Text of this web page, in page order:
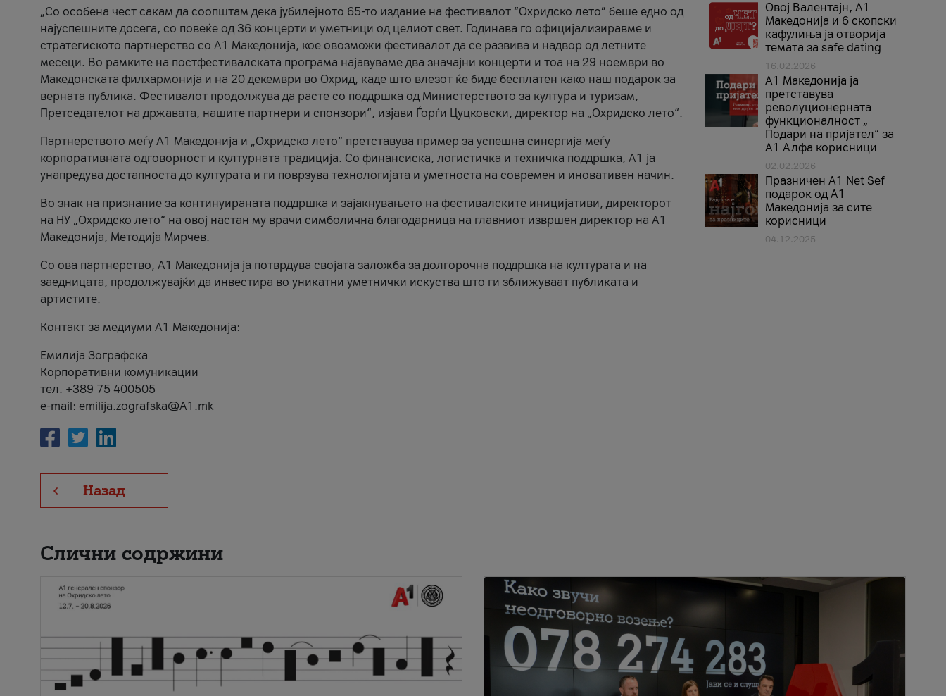
„Со особена чест сакам да соопштам дека јубилејното 65-то издание на фестивалот “Охридско лето” беше едно од
најуспешните досега, со повеќе од 36 концерти и уметници од целиот свет. Годинава го официјализиравме и
стратегиското партнерство со А1 Македонија, кое овозможи фестивалот да се развива и надвор од летните
месеци. Во рамките на постфестивалската програма најавуваме два значајни концерти и тоа на 29 ноември во
Македонската филхармонија и на 20 декември во Охрид, каде што влезот ќе биде бесплатен како наш подарок за
верната публика. Фестивалот продолжува да расте со поддршка од Министерството за култура и туризам,
Претседателот на државата, нашите партнери и спонзори“, изјави Ѓорѓи Цуцковски, директор на „Охридско лето“.
Партнерството меѓу A1 Македонија и „Охридско лето“ претставува пример за успешна синергија меѓу
корпоративната одговорност и културната традиција. Со финансиска, логистичка и техничка поддршка, A1 ја
унапредува достапноста до културата и ги поврзува технологијата и уметноста на современ и иновативен начин.
Во знак на признание за континуираната поддршка и зајакнувањето на фестивалските иницијативи, директорот
на НУ „Охридско лето“ на овој настан му врачи симболична благодарница на главниот извршен директор на A1
Македонија, Методија Мирчев.
Со ова партнерство, A1 Македонија ја потврдува својата заложба за долгорочна поддршка на културата и на
заедницата, продолжувајќи да инвестира во уникатни уметнички искуства што ги зближуваат публиката и
артистите.
Контакт за медиуми А1 Македонија:
Емилија Зографска
Корпоративни комуникации
тел. +389 75 400505
e-mail: emilija.zografska@A1.mk
Назад
Овој Валентајн, A1
Македонија и 6 скопски
кафулиња ја отворија
темата за safe dating
16.02.2026
А1 Македонија ја
претставува
револуционерната
функционалност „
Подари на пријател“ за
А1 Алфа корисници
02.02.2026
Празничен A1 Net Sеf
подарок од А1
Македонија за сите
корисници
04.12.2025
Слични содржини